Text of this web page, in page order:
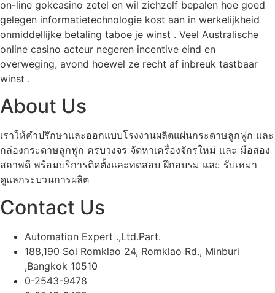
on-line gokcasino zetel en wil zichzelf bepalen hoe goed
gelegen informatietechnologie kost aan in werkelijkheid
onmiddellijke betaling taboe je winst . Veel Australische
online casino acteur negeren incentive eind en
overweging, avond hoewel ze recht af inbreuk tastbaar
winst .
About Us
เราให้คำปรึกษาและออกแบบโรงงานผลิตแผ่นกระดาษลูกฟูก และ
กล่องกระดาษลูกฟูก ครบวงจร จัดหาเครื่องจักรใหม่ และ มือสอง
สถาพดี พร้อมบริการติดตั้งและทดสอบ ฝึกอบรม และ รับเหมา
ดูแลกระบวนการผลิต
Contact Us
Automation Expert .,Ltd.Part.
188,190 Soi Romklao 24, Romklao Rd., Minburi
,Bangkok 10510
0-2543-9478